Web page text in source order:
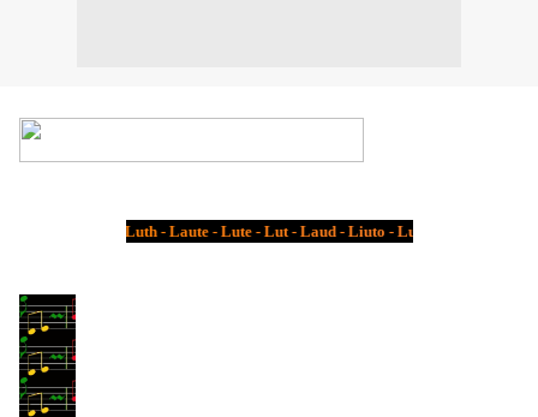
d - Ud - Luth - Laute - Lute - Lut - Laud - Liu